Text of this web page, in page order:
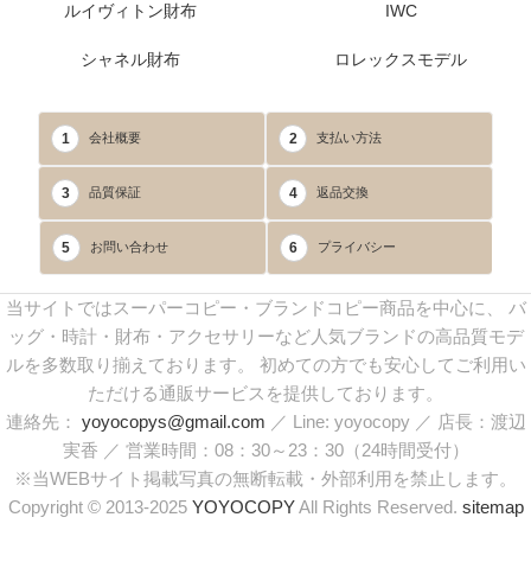
ルイヴィトン財布
シャネル財布
IWC
ロレックスモデル
1 会社概要 2 支払い方法
3 品質保証 4 返品交換
5 お問い合わせ 6 プライバシー
当サイトではスーパーコピー・ブランドコピー商品を中心に、 バ
ッグ・時計・財布・アクセサリーなど人気ブランドの高品質モデ
ルを多数取り揃えております。 初めての方でも安心してご利用い
ただける通販サービスを提供しております。
連絡先： yoyocopys@gmail.com ／ Line: yoyocopy ／ 店長：渡辺
実香 ／ 営業時間：08：30～23：30（24時間受付）
※当WEBサイト掲載写真の無断転載・外部利用を禁止します。
Copyright © 2013-2025 YOYOCOPYAll Rights Reserved. sitemap